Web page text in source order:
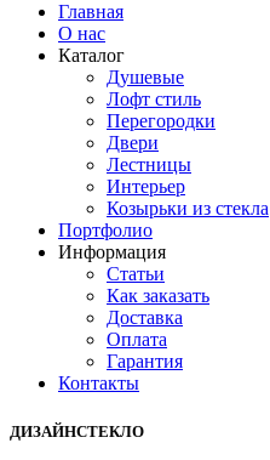
Главная
О нас
Каталог
Душевые
Лофт стиль
Перегородки
Двери
Лестницы
Интерьер
Козырьки из стекла
Портфолио
Информация
Статьи
Как заказать
Доставка
Оплата
Гарантия
Контакты
ДИЗАЙНСТЕКЛО